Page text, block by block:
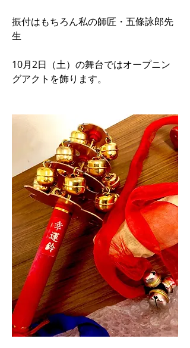
振付はもちろん私の師匠・五條詠郎先
生
10月2日（土）の舞台ではオープニン
グアクトを飾ります。